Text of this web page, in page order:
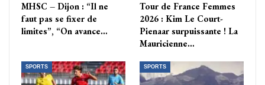
MHSC – Dijon : “Il ne
faut pas se fixer de
limites”, “On avance…
Tour de France Femmes
2026 : Kim Le Court-
Pienaar surpuissante ! La
Mauricienne…
SPORTS SPORTS